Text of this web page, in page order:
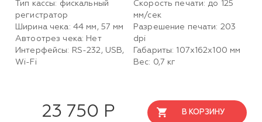
Тип кассы: фискальный
регистратор
Ширина чека: 44 мм, 57 мм
Автоотрез чека: Нет
Интерфейсы: RS-232, USB,
Wi-Fi
Скорость печати: до 125
мм/сек
Разрешение печати: 203
dpi
Габариты: 107х162х100 мм
Вес: 0,7 кг
23 750 Р В КОРЗИНУ